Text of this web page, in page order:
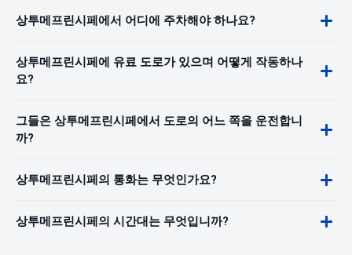
상투메프린시페에서 어디에 주차해야 하나요?
상투메프린시페에 유료 도로가 있으며 어떻게 작동하나
요?
그들은 상투메프린시페에서 도로의 어느 쪽을 운전합니
까?
상투메프린시페의 통화는 무엇인가요?
상투메프린시페의 시간대는 무엇입니까?